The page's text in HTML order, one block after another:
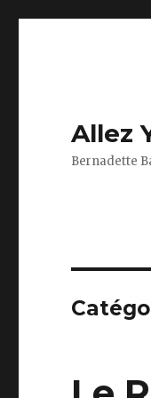
Allez
Bernadette